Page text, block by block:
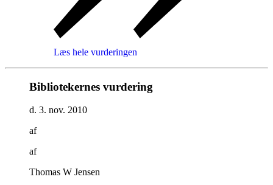
Læs hele vurderingen
Bibliotekernes vurdering
d. 3. nov. 2010
af
af
Thomas W Jensen